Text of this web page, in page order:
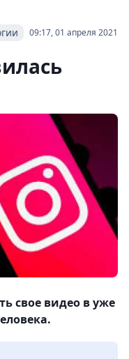
09:17, 01 апреля 2021
свое видео в уже